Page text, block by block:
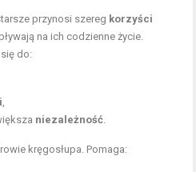
przynosi szereg korzyści
na ich codzienne życie.
do:
niezależność
kręgosłupa. Pomaga: